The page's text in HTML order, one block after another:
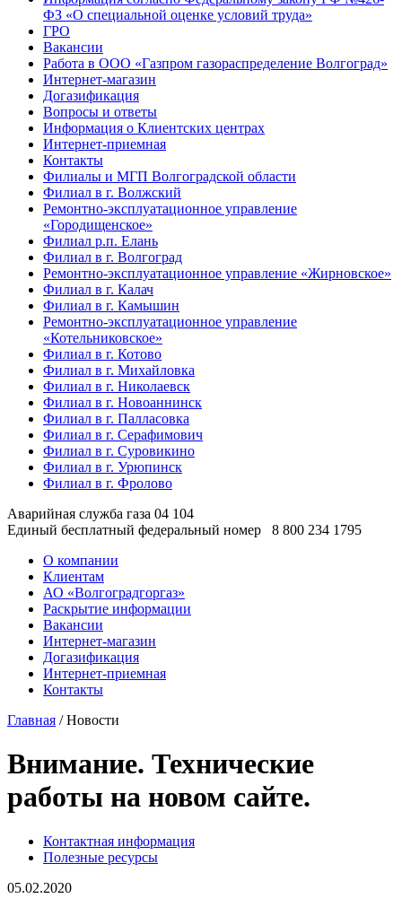
ФЗ «О специальной оценке условий труда»
ГРО
Вакансии
Работа в ООО «Газпром газораспределение Волгоград»
Интернет-магазин
Догазификация
Вопросы и ответы
Информация о Клиентских центрах
Интернет-приемная
Контакты
Филиалы и МГП Волгоградской области
Филиал в г. Волжский
Ремонтно-эксплуатационное управление
«Городищенское»
Филиал р.п. Елань
Филиал в г. Волгоград
Ремонтно-эксплуатационное управление «Жирновское»
Филиал в г. Калач
Филиал в г. Камышин
Ремонтно-эксплуатационное управление
«Котельниковское»
Филиал в г. Котово
Филиал в г. Михайловка
Филиал в г. Николаевск
Филиал в г. Новоаннинск
Филиал в г. Палласовка
Филиал в г. Серафимович
Филиал в г. Суровикино
Филиал в г. Урюпинск
Филиал в г. Фролово
Аварийная служба газа 04 104
Единый бесплатный федеральный номер
8 800 234 1795
О компании
Клиентам
АО «Волгоградгоргаз»
Раскрытие информации
Вакансии
Интернет-магазин
Догазификация
Интернет-приемная
Контакты
Главная / Новости
Внимание. Технические
работы на новом сайте.
Контактная информация
Полезные ресурсы
05.02.2020